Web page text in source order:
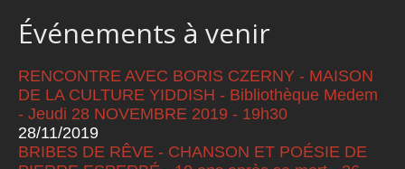
Événements à venir
RENCONTRE AVEC BORIS CZERNY - MAISON
DE LA CULTURE YIDDISH - Bibliothèque Medem
- Jeudi 28 NOVEMBRE 2019 - 19h30
28/11/2019
BRIBES DE RÊVE - CHANSON ET POÉSIE DE